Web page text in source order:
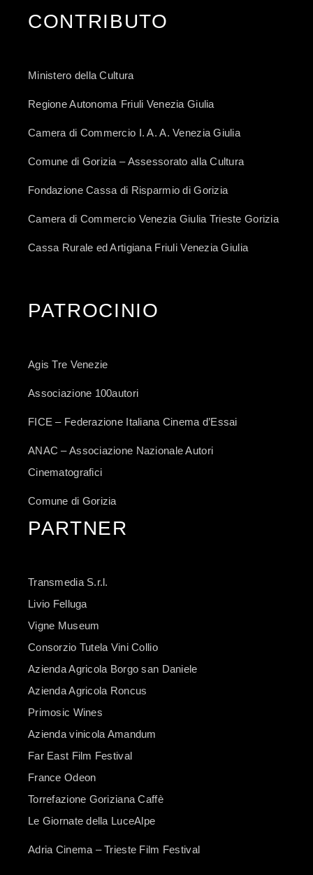
CONTRIBUTO
Ministero della Cultura
Regione Autonoma Friuli Venezia Giulia
Camera di Commercio I. A. A. Venezia Giulia
Comune di Gorizia – Assessorato alla Cultura
Fondazione Cassa di Risparmio di Gorizia
Camera di Commercio Venezia Giulia Trieste Gorizia
Cassa Rurale ed Artigiana Friuli Venezia Giulia
PATROCINIO
Agis Tre Venezie
Associazione 100autori
FICE – Federazione Italiana Cinema d’Essai
ANAC – Associazione Nazionale Autori
Cinematografici
Comune di Gorizia
PARTNER
Transmedia S.r.l.
Livio Felluga
Vigne Museum
Consorzio Tutela Vini Collio
Azienda Agricola Borgo san Daniele
Azienda Agricola Roncus
Primosic Wines
Azienda vinicola Amandum
Far East Film Festival
France Odeon
Torrefazione Goriziana Caffè
Le Giornate della LuceAlpe
Adria Cinema – Trieste Film Festival